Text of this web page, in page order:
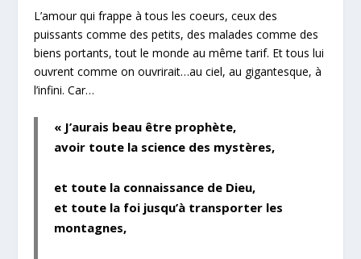
L’amour qui frappe à tous les coeurs, ceux des
puissants comme des petits, des malades comme des
biens portants, tout le monde au même tarif. Et tous lui
ouvrent comme on ouvrirait…au ciel, au gigantesque, à
l’infini. Car…
« J’aurais beau être prophète,
avoir toute la science des mystères,
et toute la connaissance de Dieu,
et toute la foi jusqu’à transporter les
montagnes,